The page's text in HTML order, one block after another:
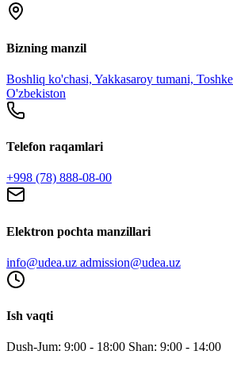
Bizning manzil
Boshliq ko'chasi, Yakkasaroy tumani,
O'zbekiston
Telefon raqamlari
+998 (78) 888-08-00
Elektron pochta manzillari
info@udea.uz admission@udea.uz
Ish vaqti
Dush-Jum: 9:00 - 18:00 Shan: 9:00 - 14:00